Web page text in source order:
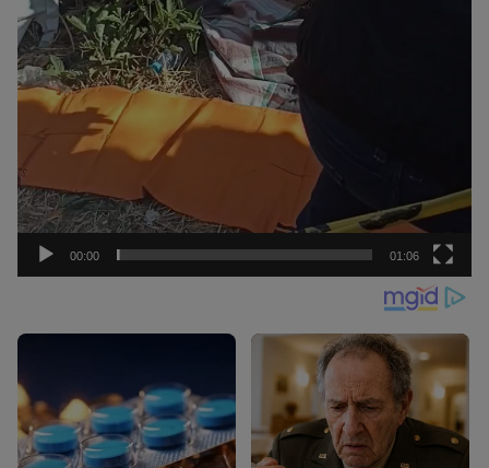
00:00 01:06